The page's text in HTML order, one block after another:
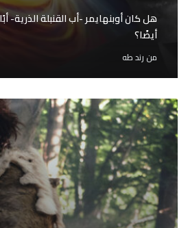
هل كان أوبنهايمر -أب القنبلة الذرية-
أيضًا؟
من رند طه